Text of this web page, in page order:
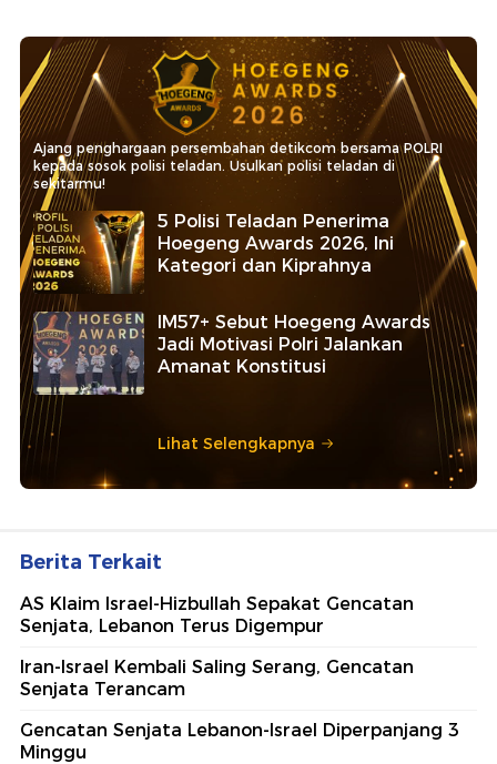
Ajang penghargaan persembahan detikcom bersama POLRI
kepada sosok polisi teladan. Usulkan polisi teladan di
sekitarmu!
5 Polisi Teladan Penerima
Hoegeng Awards 2026, Ini
Kategori dan Kiprahnya
IM57+ Sebut Hoegeng Awards
Jadi Motivasi Polri Jalankan
Amanat Konstitusi
Lihat Selengkapnya
Berita Terkait
AS Klaim Israel-Hizbullah Sepakat Gencatan
Senjata, Lebanon Terus Digempur
Iran-Israel Kembali Saling Serang, Gencatan
Senjata Terancam
Gencatan Senjata Lebanon-Israel Diperpanjang 3
Minggu